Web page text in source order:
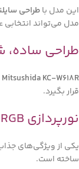
این مدل باطراحی
مدل می‌تواند انتخابی
طراحی
Mitsushida KC-W618R
قرار بگیرد.
نورپردازی RGB چشم‌نواز
یکی از ویژگی‌های
ساخته است.